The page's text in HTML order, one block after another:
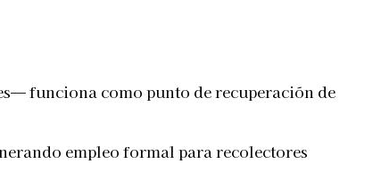
funciona como punto de recuperación de
empleo formal para recolectores